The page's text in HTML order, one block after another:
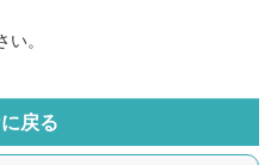
い。
戻る